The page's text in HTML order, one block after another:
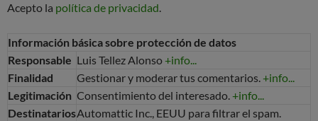
Acepto la política de privacidad.
Información básica sobre protección de datos
Responsable Luis Tellez Alonso +info...
Finalidad
Gestionar y moderar tus comentarios. +info...
Legitimación Consentimiento del interesado. +info...
DestinatariosAutomattic Inc., EEUU para filtrar el spam.